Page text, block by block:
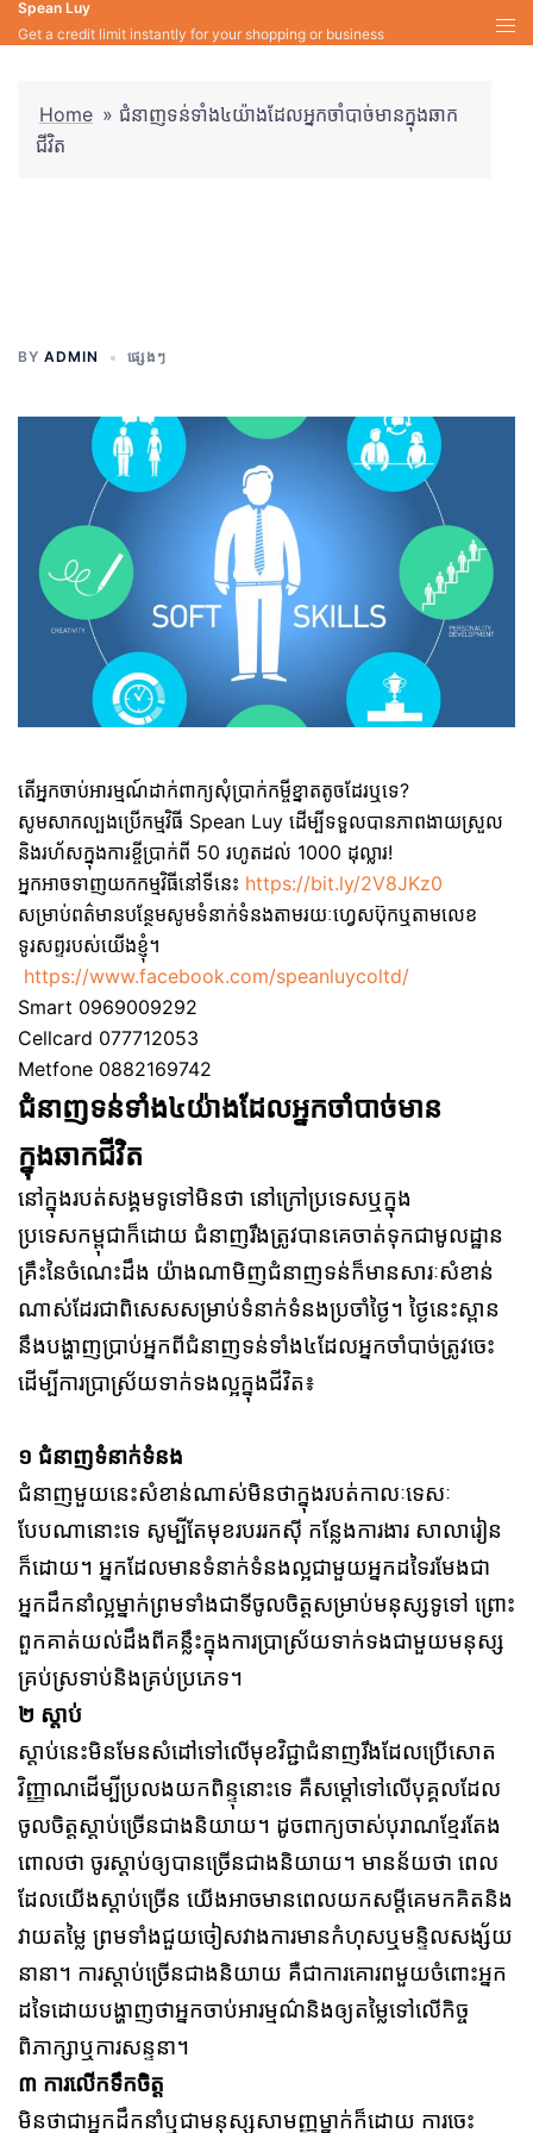
Skip
to
Spean Luy
Get a credit limit instantly for your shopping or business
Home » ជំនាញទន់ទាំង៤យ៉ាងដែលអ្នកចាំបាច់មានក្នុងឆាក
ជីវិត
BY ADMIN ផ្សេងៗ
តើអ្នកចាប់អារម្មណ៍ដាក់ពាក្យសុំប្រាក់កម្ចីខ្នាតតូចដែរឬទេ?
សូមសាកល្បងប្រើកម្មវិធី Spean Luy ដើម្បីទទួលបានភាពងាយស្រួល
និងរហ័សក្នុងការខ្ចីប្រាក់ពី 50 រហូតដល់ 1000 ដុល្លារ!
អ្នកអាចទាញយកកម្មវិធីនៅទីនេះ https://bit.ly/2V8JKz0
សម្រាប់ពត៌មានបន្ថែមសូមទំនាក់ទំនងតាមរយៈហ្វេសប៊ុកឬតាមលេខ
ទូរសព្ទរបស់យើងខ្ញុំ។
https://www.facebook.com/speanluycoltd/
Smart 0969009292
Cellcard 077712053
Metfone 0882169742
ជំនាញទន់ទាំង៤យ៉ាងដែលអ្នកចាំបាច់មាន
ក្នុងឆាកជីវិត
នៅក្នុងរបត់សង្គមទូទៅមិនថា នៅក្រៅប្រទេសឬក្នុង
ប្រទេសកម្ពុជាក៏ដោយ ជំនាញរឹងត្រូវបានគេចាត់ទុកជាមូលដ្ឋាន
គ្រឹះនៃចំណេះដឹង យ៉ាងណាមិញជំនាញទន់ក៏មានសារៈសំខាន់
ណាស់ដែរជាពិសេសសម្រាប់ទំនាក់ទំនងប្រចាំថ្ងៃ។ ថ្ងៃនេះស្ពាន
នឹងបង្ហាញប្រាប់អ្នកពីជំនាញទន់ទាំង៤ដែលអ្នកចាំបាច់ត្រូវចេះ
ដើម្បីការប្រាស្រ័យទាក់ទងល្អក្នុងជីវិត៖
១ ជំនាញទំនាក់ទំនង
ជំនាញមួយនេះសំខាន់ណាស់មិនថាក្នុងរបត់កាលៈទេសៈ
បែបណានោះទេ សូម្បីតែមុខរបររកស៊ី កន្លែងការងារ សាលារៀន
ក៏ដោយ។ អ្នកដែលមានទំនាក់ទំនងល្អជាមួយអ្នកដទៃរមែងជា
អ្នកដឹកនាំល្អម្នាក់ព្រមទាំងជាទីចូលចិត្តសម្រាប់មនុស្សទូទៅ ព្រោះ
ពួកគាត់យល់ដឹងពីគន្លឹះក្នុងការប្រាស្រ័យទាក់ទងជាមួយមនុស្ស
គ្រប់ស្រទាប់និងគ្រប់ប្រភេទ។
២ ស្ដាប់
ស្ដាប់នេះមិនមែនសំដៅទៅលើមុខវិជ្ជាជំនាញរឹងដែលប្រើសោត
វិញ្ញាណដើម្បីប្រលងយកពិន្ទុនោះទេ គឺសម្ដៅទៅលើបុគ្គលដែល
ចូលចិត្តស្ដាប់ច្រើនជាងនិយាយ។ ដូចពាក្យចាស់បុរាណខ្មែរតែង
ពោលថា ចូរស្ដាប់ឲ្យបានច្រើនជាងនិយាយ។ មានន័យថា ពេល
ដែលយើងស្ដាប់ច្រើន យើងអាចមានពេលយកសម្ដីគេមកគិតនិង
វាយតម្លៃ ព្រមទាំងជួយចៀសវាងការមានកំហុសឬមន្ទិលសង្ស័យ
នានា។ ការស្ដាប់ច្រើនជាងនិយាយ គឺជាការគោរពមួយចំពោះអ្នក
ដទៃដោយបង្ហាញថាអ្នកចាប់អារម្មណ៌និងឲ្យតម្លៃទៅលើកិច្ច
ពិភាក្សាឬការសន្ទនា។
៣ ការលើកទឹកចិត្ត
មិនថាជាអ្នកដឹកនាំឬជាមនុស្សសាមញ្ញម្នាក់ក៏ដោយ ការចេះ